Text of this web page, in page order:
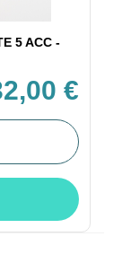
5 ACC -
€